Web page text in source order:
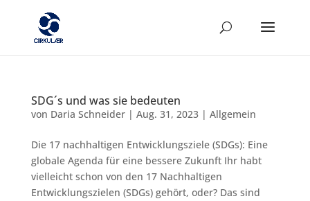
SDG´s und was sie bedeuten
von Daria Schneider| Aug. 31, 2023| Allgemein
Die 17 nachhaltigen Entwicklungsziele (SDGs): Eine
globale Agenda für eine bessere Zukunft Ihr habt
vielleicht schon von den 17 Nachhaltigen
Entwicklungszielen (SDGs) gehört, oder? Das sind